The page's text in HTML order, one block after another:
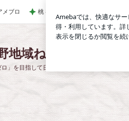
メブロ 桃 初めての展示会と可愛いニット
地域ねこの会のブログ
ロ」を目指して日々奮闘中です！